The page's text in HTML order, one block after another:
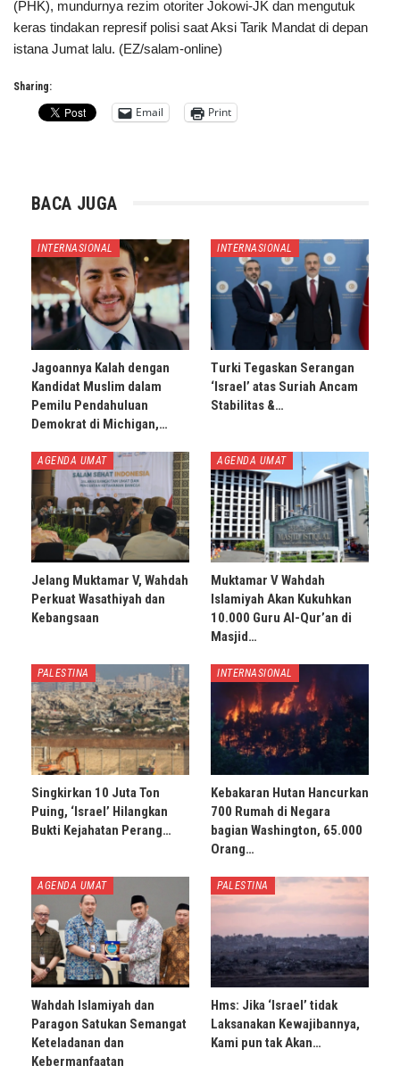
(PHK), mundurnya rezim otoriter Jokowi-JK dan mengutuk
keras tindakan represif polisi saat Aksi Tarik Mandat di depan
istana Jumat lalu. (EZ/salam-online)
Sharing:
Email Print
BACA JUGA
INTERNASIONAL
Jagoannya Kalah dengan
Kandidat Muslim dalam
Pemilu Pendahuluan
Demokrat di Michigan,…
INTERNASIONAL
Turki Tegaskan Serangan
‘Israel’ atas Suriah Ancam
Stabilitas &…
AGENDA UMAT
Jelang Muktamar V, Wahdah
Perkuat Wasathiyah dan
Kebangsaan
AGENDA UMAT
Muktamar V Wahdah
Islamiyah Akan Kukuhkan
10.000 Guru Al-Qur’an di
Masjid…
PALESTINA
Singkirkan 10 Juta Ton
Puing, ‘Israel’ Hilangkan
Bukti Kejahatan Perang…
INTERNASIONAL
Kebakaran Hutan Hancurkan
700 Rumah di Negara
bagian Washington, 65.000
Orang…
AGENDA UMAT
Wahdah Islamiyah dan
Paragon Satukan Semangat
Keteladanan dan
Kebermanfaatan
PALESTINA
Hms: Jika ‘Israel’ tidak
Laksanakan Kewajibannya,
Kami pun tak Akan…